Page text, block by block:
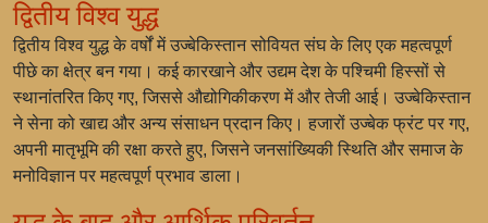
द्वितीय विश्व युद्ध
द्वितीय विश्व युद्ध के वर्षों में उज्बेकिस्तान सोवियत संघ के लिए एक महत्वपूर्ण
पीछे का क्षेत्र बन गया। कई कारखाने और उद्यम देश के पश्चिमी हिस्सों से
स्थानांतरित किए गए, जिससे औद्योगिकीकरण में और तेजी आई। उज्बेकिस्तान
ने सेना को खाद्य और अन्य संसाधन प्रदान किए। हजारों उज्बेक फ्रंट पर गए,
अपनी मातृभूमि की रक्षा करते हुए, जिसने जनसांख्यिकी स्थिति और समाज के
मनोविज्ञान पर महत्वपूर्ण प्रभाव डाला।